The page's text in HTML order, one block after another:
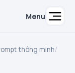
Menu
thông minh/